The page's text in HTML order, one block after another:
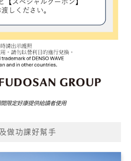
限定好康提供給讀者使用
做功課好幫手